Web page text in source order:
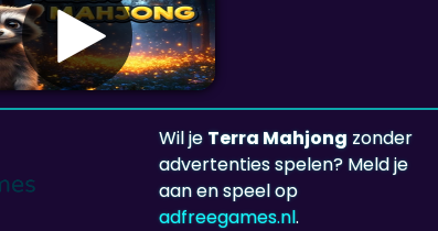
Wil jeTerra Mahjongzonder
advertenties spelen? Meld je
aan en speel op
adfreegames.nl.